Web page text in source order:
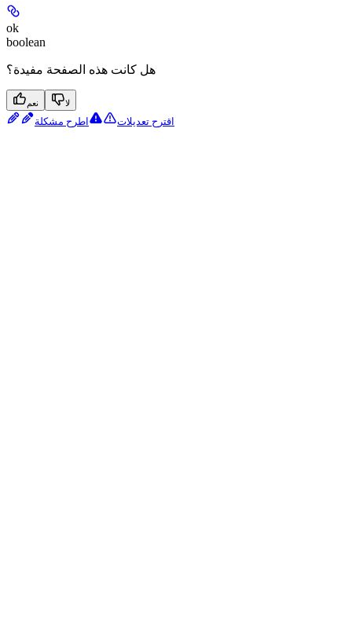
ok
boolean
هل كانت هذه الصفحة مفيدة؟
نعم لا
اقترح تعديلات اطرح مشكلة